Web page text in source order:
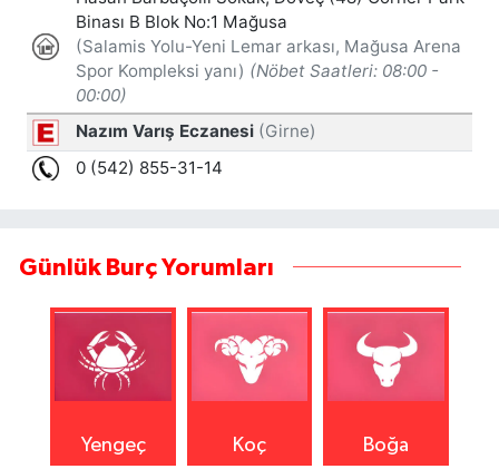
Günlük Burç Yorumları
Yengeç Koç Boğa